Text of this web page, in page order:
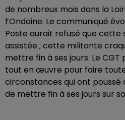
de nombreux mois dans la
l’Ondaine. Le communiqué
Poste aurait refusé que cette
assistée ; cette militante
mettre fin à ses jours. Le
tout en œuvre pour faire
circonstances qui ont
de mettre fin à ses jours sur